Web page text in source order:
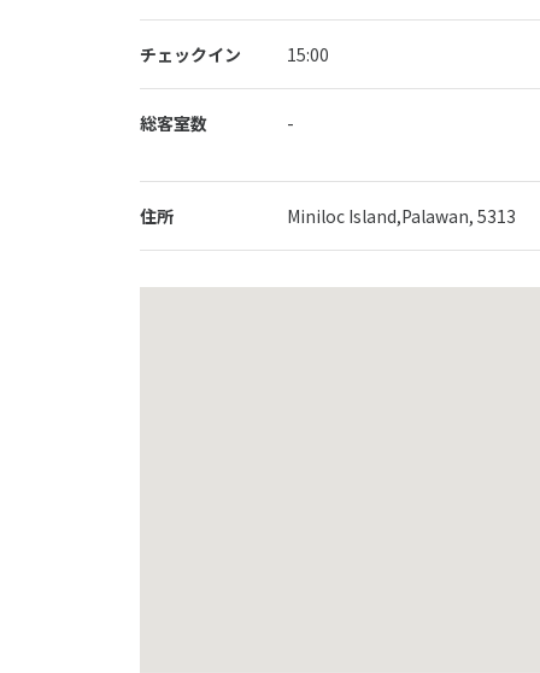
チェックイン 15:00
総客室数 -
住所 Miniloc Island,Palawan, 5313